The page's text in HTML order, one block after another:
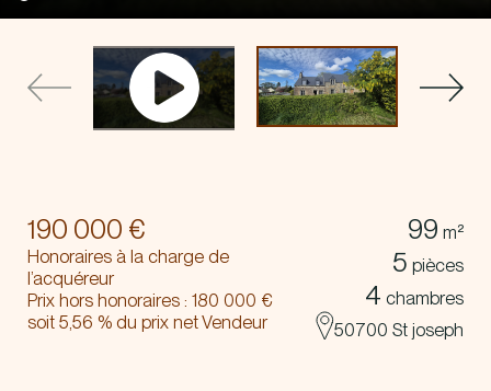
190 000 €
Honoraires à la charge de
l’acquéreur
Prix hors honoraires : 180 000 €
soit 5,56 % du prix net Vendeur
99 m²
5 pièces
4 chambres
50700 St joseph